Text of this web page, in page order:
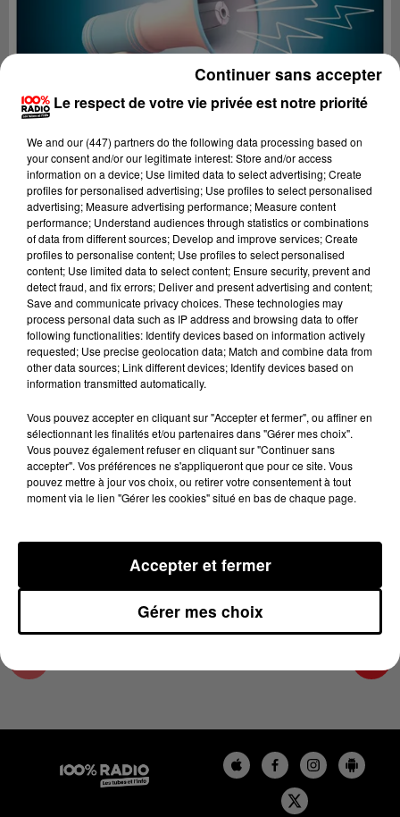
Lecture (4 min 53 sec)
100%
100% Radio les infos du Pays Catalan
25 avril 2024 - 4 min 53 sec
LES INFOS DU PAYS CATALAN DU 25/04/2024
À 18H00
Podcasts infos du Pays Catalan
Le respect de votre vie privée est notre priorité
We and our (447) partnersdo the following data processing based on
your consent and/or our legitimate interest: Store and/or access
information on a device; Use limited data to select advertising; Create
profiles for personalised advertising; Use profiles to select personalised
advertising; Measure advertising performance; Measure content
performance; Understand audiences through statistics or combinations
of data from different sources; Develop and improve services; Create
profiles to personalise content; Use profiles to select personalised
content; Use limited data to select content; Ensure security, prevent and
detect fraud, and fix errors; Deliver and present advertising and content;
Save and communicate privacy choices. These technologies may
process personal data such as IP address and browsing data to offer
following functionalities: Identify devices based on information actively
requested; Use precise geolocation data; Match and combine data from
other data sources; Link different devices; Identify devices based on
information transmitted automatically.
Vous pouvez accepter en cliquant sur "Accepter et fermer", ou affiner en
sélectionnant les finalités et/ou partenaires dans "Gérer mes choix".
Vous pouvez également refuser en cliquant sur "Continuer sans
accepter". Vos préférences ne s'appliqueront que pour ce site. Vous
pouvez mettre à jour vos choix, ou retirer votre consentement à tout
moment via le lien "Gérer les cookies" situé en bas de chaque page.
Gérer mes choix
Accepter et fermer
Continuer sans accepter